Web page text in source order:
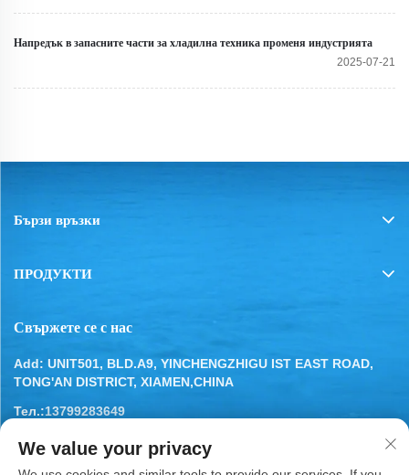
Напредък в запасните части за хладилна техника променя индустрията
2025-07-21
Бързи връзки
ПРОДУКТИ
Свържете се с нас
Add: UNIT501, BLD.A9, YINCHENGZHIGU IST EAST ROAD,
TONG'AN DISTRICT, XIAMEN,CHINA
Тел.:13799283649
Имейл:
[email protected]
We value your privacy